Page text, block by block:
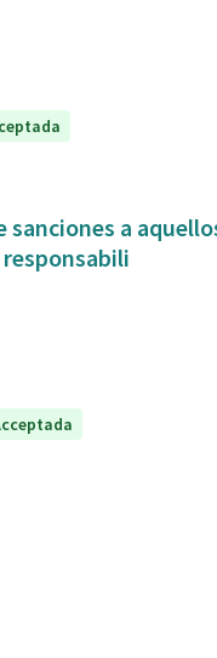
sanciones a
responsabili